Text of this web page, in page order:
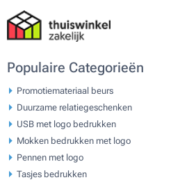
Populaire Categorieën
Promotiemateriaal beurs
Duurzame relatiegeschenken
USB met logo bedrukken
Mokken bedrukken met logo
Pennen met logo
Tasjes bedrukken